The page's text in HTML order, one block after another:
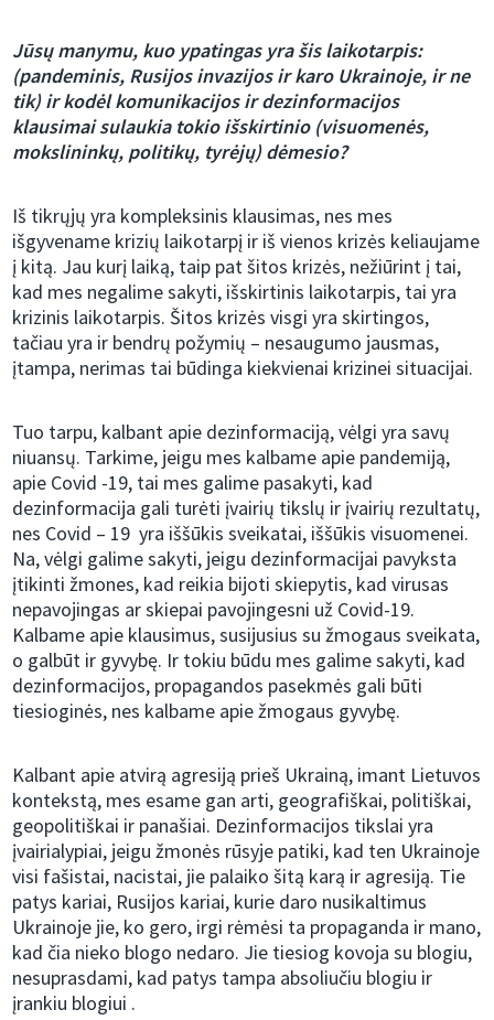
Jūsų manymu, kuo ypatingas yra šis laikotarpis:
(pandeminis, Rusijos invazijos ir karo Ukrainoje, ir ne
tik) ir kodėl komunikacijos ir dezinformacijos
klausimai sulaukia tokio išskirtinio (visuomenės,
mokslininkų, politikų, tyrėjų) dėmesio?
Iš tikrųjų yra kompleksinis klausimas, nes mes
išgyvename krizių laikotarpį ir iš vienos krizės keliaujame
į kitą. Jau kurį laiką, taip pat šitos krizės, nežiūrint į tai,
kad mes negalime sakyti, išskirtinis laikotarpis, tai yra
krizinis laikotarpis. Šitos krizės visgi yra skirtingos,
tačiau yra ir bendrų požymių – nesaugumo jausmas,
įtampa, nerimas tai būdinga kiekvienai krizinei situacijai.
Tuo tarpu, kalbant apie dezinformaciją, vėlgi yra savų
niuansų. Tarkime, jeigu mes kalbame apie pandemiją,
apie Covid -19, tai mes galime pasakyti, kad
dezinformacija gali turėti įvairių tikslų ir įvairių rezultatų,
nes Covid – 19 yra iššūkis sveikatai, iššūkis visuomenei.
Na, vėlgi galime sakyti, jeigu dezinformacijai pavyksta
įtikinti žmones, kad reikia bijoti skiepytis, kad virusas
nepavojingas ar skiepai pavojingesni už Covid-19.
Kalbame apie klausimus, susijusius su žmogaus sveikata,
o galbūt ir gyvybę. Ir tokiu būdu mes galime sakyti, kad
dezinformacijos, propagandos pasekmės gali būti
tiesioginės, nes kalbame apie žmogaus gyvybę.
Kalbant apie atvirą agresiją prieš Ukrainą, imant Lietuvos
kontekstą, mes esame gan arti, geografiškai, politiškai,
geopolitiškai ir panašiai. Dezinformacijos tikslai yra
įvairialypiai, jeigu žmonės rūsyje patiki, kad ten Ukrainoje
visi fašistai, nacistai, jie palaiko šitą karą ir agresiją. Tie
patys kariai, Rusijos kariai, kurie daro nusikaltimus
Ukrainoje jie, ko gero, irgi rėmėsi ta propaganda ir mano,
kad čia nieko blogo nedaro. Jie tiesiog kovoja su blogiu,
nesuprasdami, kad patys tampa absoliučiu blogiu ir
įrankiu blogiui .